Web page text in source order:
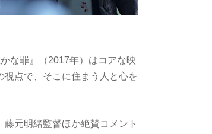
な罪』（2017年）はコアな映
点で、そこに住まう人と心を
元明緒監督ほか絶賛コメント